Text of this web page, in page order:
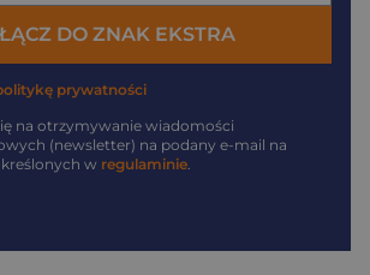
DO ZNAK EKSTRA
prywatności
na otrzymywanie wiadomości
(newsletter) na podany e-mail na
w regulaminie